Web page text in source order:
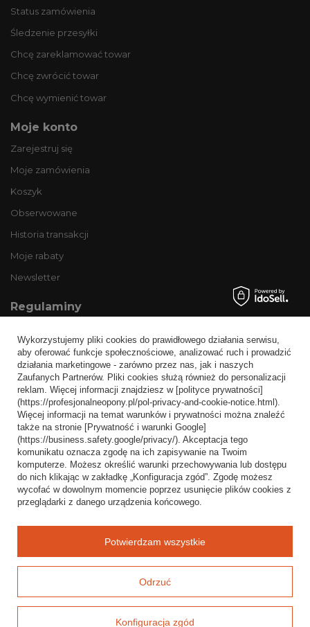
Status zamówienia
Śledzenie przesyłki
Chcę zareklamować towar
Chcę zwrócić towar
Chcę wymienić towar
Moje konto
Zarejestruj się
Moje zamówienia
Koszyk
Obserwowane
Historia transakcji
Moje rabaty
Newsletter
Regulaminy
Wysyłka
Sposoby płatności i prowizje
Regulamin
Polityka prywatności
Odstąpienie od umowy
Popularne kategorie
Opony bezdętkowe
Opony dętkowe
Wykorzystujemy pliki cookies do prawidłowego działania serwisu,
aby oferować funkcje społecznościowe, analizować ruch i prowadzić
działania marketingowe - zarówno przez nas, jak i naszych
Zaufanych Partnerów. Pliki cookies służą również do personalizacji
reklam. Więcej informacji znajdziesz w [polityce prywatności]
(https://profesjonalneopony.pl/pol-privacy-and-cookie-notice.html).
Więcej informacji na temat warunków i prywatności można znaleźć
także na stronie [Prywatność i warunki Google]
(https://business.safety.google/privacy/). Akceptacja tego
komunikatu oznacza zgodę na ich zapisywanie na Twoim
komputerze. Możesz określić warunki przechowywania lub dostępu
do nich klikając w zakładkę „Konfiguracja zgód”. Zgodę możesz
wycofać w dowolnym momencie poprzez usunięcie plików cookies z
przeglądarki z danego urządzenia końcowego.
Odrzuć
Konfiguracja zgód
Potwierdzam wszystkie